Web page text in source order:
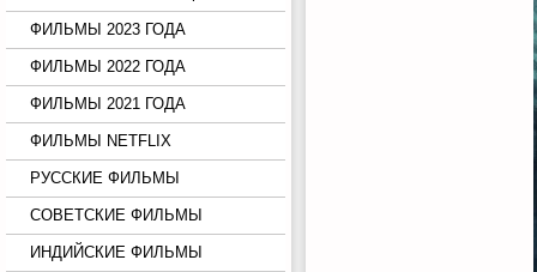
ФИЛЬМЫ 2023 ГОДА
ФИЛЬМЫ 2022 ГОДА
ФИЛЬМЫ 2021 ГОДА
ФИЛЬМЫ NETFLIX
РУССКИЕ ФИЛЬМЫ
СОВЕТСКИЕ ФИЛЬМЫ
ИНДИЙСКИЕ ФИЛЬМЫ